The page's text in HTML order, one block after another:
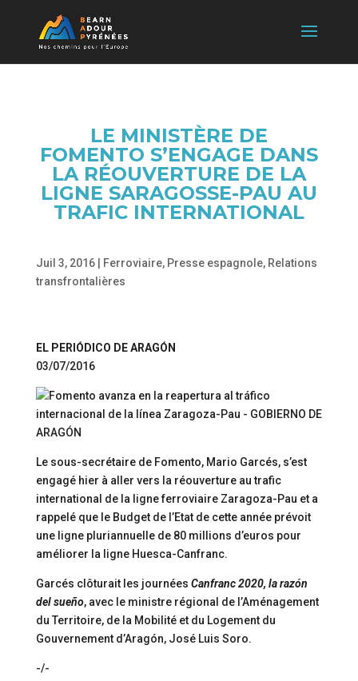
LE MINISTÈRE DE
FOMENTO S’ENGAGE DANS
LA RÉOUVERTURE DE LA
LIGNE SARAGOSSE-PAU AU
TRAFIC INTERNATIONAL
Juil 3, 2016| Ferroviaire, Presse espagnole, Relations
transfrontalières
EL PERIÓDICO DE ARAGÓN
03/07/2016
Le sous-secrétaire de Fomento, Mario Garcés, s’est
engagé hier à aller vers la réouverture au trafic
international de la ligne ferroviaire Zaragoza-Pau et a
rappelé que le Budget de l’Etat de cette année prévoit
une ligne pluriannuelle de 80 millions d’euros pour
améliorer la ligne Huesca-Canfranc.
Garcés clôturait les journées Canfranc 2020, la razón
del sueño, avec le ministre régional de l’Aménagement
du Territoire, de la Mobilité et du Logement du
Gouvernement d’Aragón, José Luis Soro.
-/-